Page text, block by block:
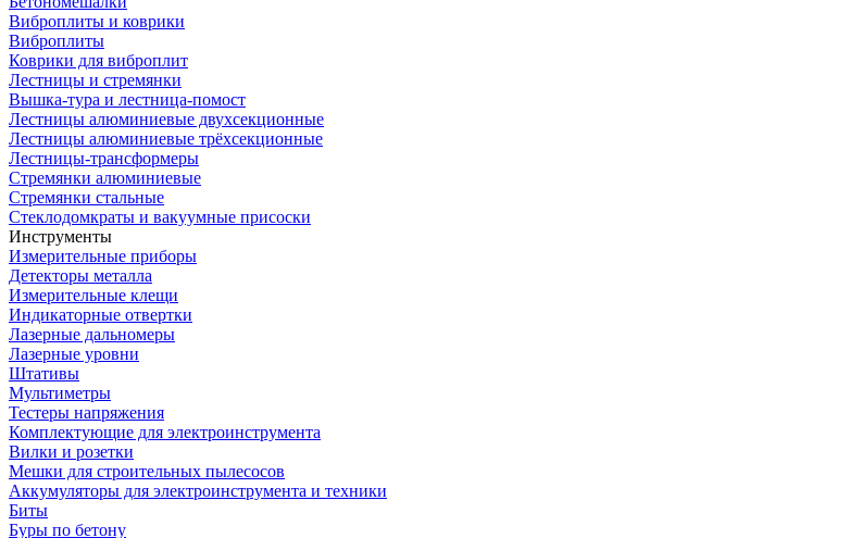
Виброплиты и коврики
Виброплиты
Коврики для виброплит
Лестницы и стремянки
Вышка-тура и лестница-помост
Лестницы алюминиевые двухсекционные
Лестницы алюминиевые трёхсекционные
Лестницы-трансформеры
Стремянки алюминиевые
Стремянки стальные
Стеклодомкраты и вакуумные присоски
Инструменты
Измерительные приборы
Детекторы металла
Измерительные клещи
Индикаторные отвертки
Лазерные дальномеры
Лазерные уровни
Штативы
Мультиметры
Тестеры напряжения
Комплектующие для электроинструмента
Вилки и розетки
Мешки для строительных пылесосов
Аккумуляторы для электроинструмента и техники
Биты
Буры по бетону